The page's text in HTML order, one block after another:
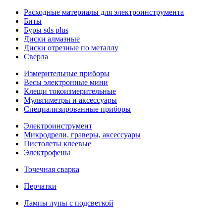
Расходные материалы для электроинструмента
Биты
Буры sds plus
Диски алмазные
Диски отрезные по металлу
Сверла
Измерительные приборы
Весы электронные мини
Клещи токоизмерительные
Мультиметры и аксессуары
Специализированные приборы
Электроинструмент
Микродрели, граверы, аксессуары
Пистолеты клеевые
Электрофены
Точечная сварка
Перчатки
Лампы лупы с подсветкой